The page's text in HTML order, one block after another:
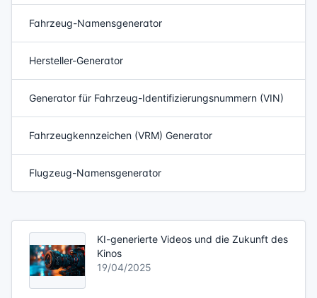
Fahrzeug-Namensgenerator
Hersteller-Generator
Generator für Fahrzeug-Identifizierungsnummern (VIN)
Fahrzeugkennzeichen (VRM) Generator
Flugzeug-Namensgenerator
KI-generierte Videos und die Zukunft des
Kinos
19/04/2025